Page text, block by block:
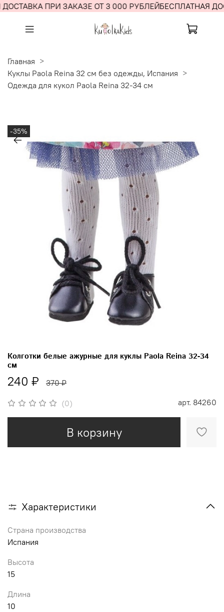
ПРИ ЗАКАЗЕ ОТ 3 000 РУБЛЕЙБЕСПЛАТНАЯ
Главная
Куклы Paola Reina 32 см без одежды, Испания
Одежда для кукол Paola Reina 32-34 см
-35%
(0) арт. 84260
Колготки белые ажурные для куклы Paola Reina 32-34
см
240 ₽ 370 ₽
В корзину
Характеристики
Страна производства
Испания
Высота
15
Длина
10